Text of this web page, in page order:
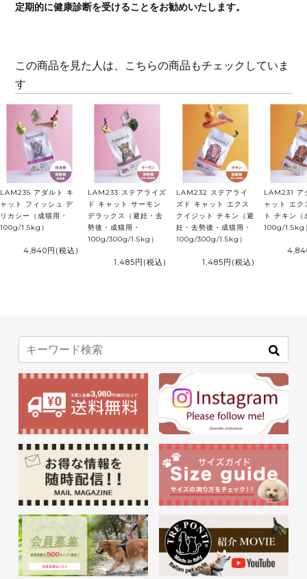
定期的に健康診断を受けることをお勧めいたします。
この商品を見た人は、こちらの商品もチェックしていま
す
LAM235 アダルト キ
ャット フィッシュ デ
リカシー（成猫用・
100g/1.5kg）
4,840円 (税込)
LAM233 ステアライズ
ド キャット サーモン
デラックス（避妊・去
勢後・成猫用・
100g/300g/1.5kg）
1,485円 (税込)
LAM232 ステアライ
ズド キャット エクス
クイジット チキン（避
妊・去勢後・成猫用・
100g/300g/1.5kg）
1,485円 (税込)
LAM231 ア
ャット エク
ト チキン（
100g/1.5kg